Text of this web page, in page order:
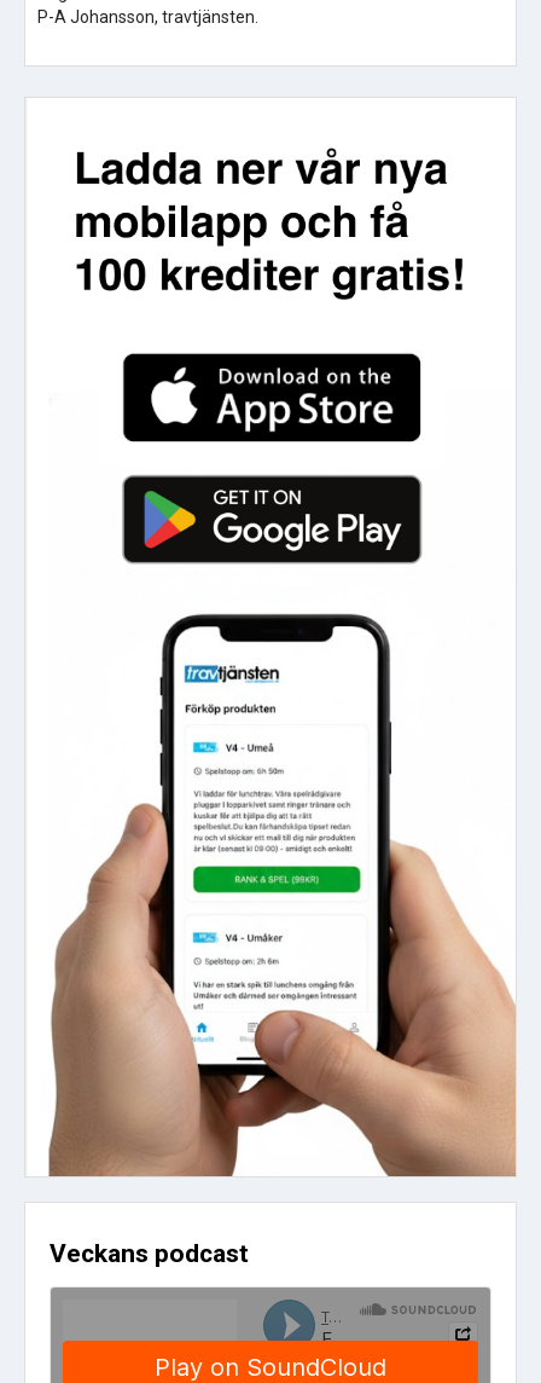
P-A Johansson, travtjänsten.
Veckans podcast